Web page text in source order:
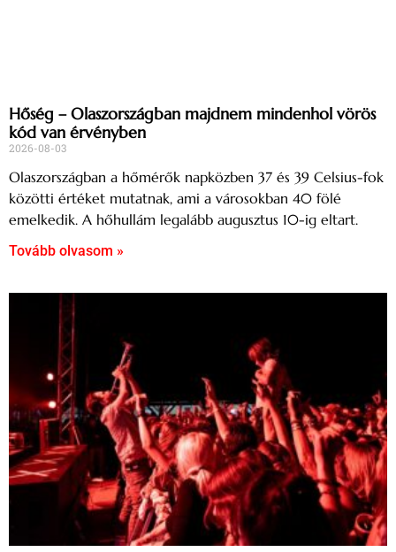
Hőség – Olaszországban majdnem mindenhol vörös
kód van érvényben
2026-08-03
Olaszországban a hőmérők napközben 37 és 39 Celsius-fok
közötti értéket mutatnak, ami a városokban 40 fölé
emelkedik. A hőhullám legalább augusztus 10-ig eltart.
Tovább olvasom »